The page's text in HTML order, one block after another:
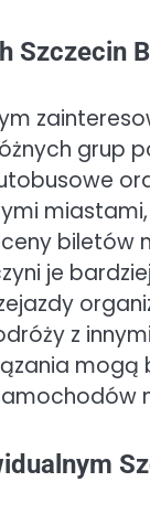
Szczecin
grup
biletów
je
z
mogą